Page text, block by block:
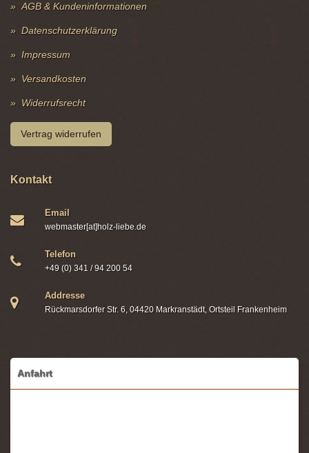
AGB & Kundeninformationen
Datenschutzerklärung
Impressum
Versandkosten
Widerrufsrecht
Vertrag widerrufen
Kontakt
Email
webmaster[at]holz-liebe.de
Telefon
+49 (0) 341 / 94 200 54
Addresse
Rückmarsdorfer Str. 6, 04420 Markranstädt, Ortsteil Frankenheim
Anfahrt